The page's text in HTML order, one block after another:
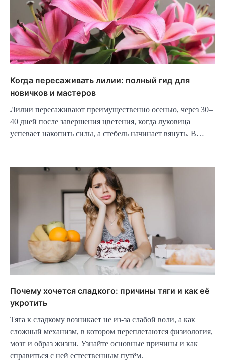
Когда пересаживать лилии: полный гид для
новичков и мастеров
Лилии пересаживают преимущественно осенью, через 30–
40 дней после завершения цветения, когда луковица
успевает накопить силы, а стебель начинает вянуть. В…
Почему хочется сладкого: причины тяги и как её
укротить
Тяга к сладкому возникает не из-за слабой воли, а как
сложный механизм, в котором переплетаются физиология,
мозг и образ жизни. Узнайте основные причины и как
справиться с ней естественным путём.